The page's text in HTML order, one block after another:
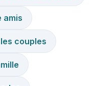
amis
couples